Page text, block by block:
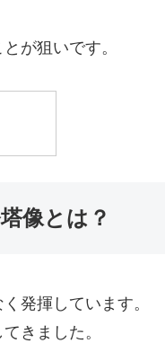
が狙いです。
像とは？
発揮しています。
きました。